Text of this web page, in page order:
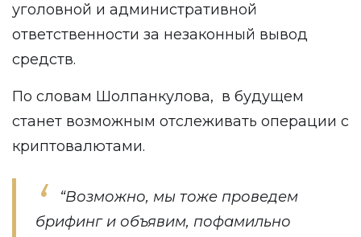
уголовной и административной
ответственности за незаконный вывод
средств.
По словам Шолпанкулова, в будущем
станет возможным отслеживать операции с
криптовалютами.
“Возможно, мы тоже проведем
брифинг и объявим, пофамильно